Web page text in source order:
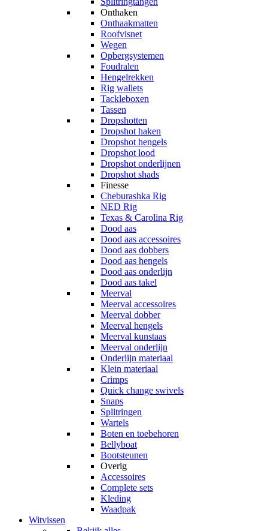
Onthaken
Onthaakmatten
Roofvisnet
Wegen
Opbergsystemen
Foudralen
Hengelrekken
Rig wallets
Tackleboxen
Tassen
Dropshotten
Dropshot haken
Dropshot hengels
Dropshot lood
Dropshot onderlijnen
Dropshot shads
Finesse
Cheburashka Rig
NED Rig
Texas & Carolina Rig
Dood aas
Dood aas accessoires
Dood aas dobbers
Dood aas hengels
Dood aas onderlijn
Dood aas takel
Meerval
Meerval accessoires
Meerval dobber
Meerval hengels
Meerval kunstaas
Meerval onderlijn
Onderlijn materiaal
Klein materiaal
Crimps
Quick change swivels
Snaps
Splitringen
Wartels
Boten en toebehoren
Bellyboat
Bootsteunen
Overig
Accessoires
Complete sets
Kleding
Waadpak
Witvissen